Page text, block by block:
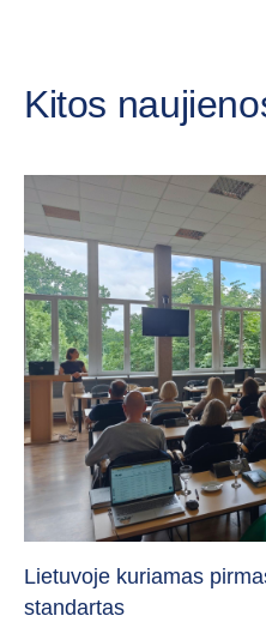
Kitos
Lietuvoje kuriamas
standartas